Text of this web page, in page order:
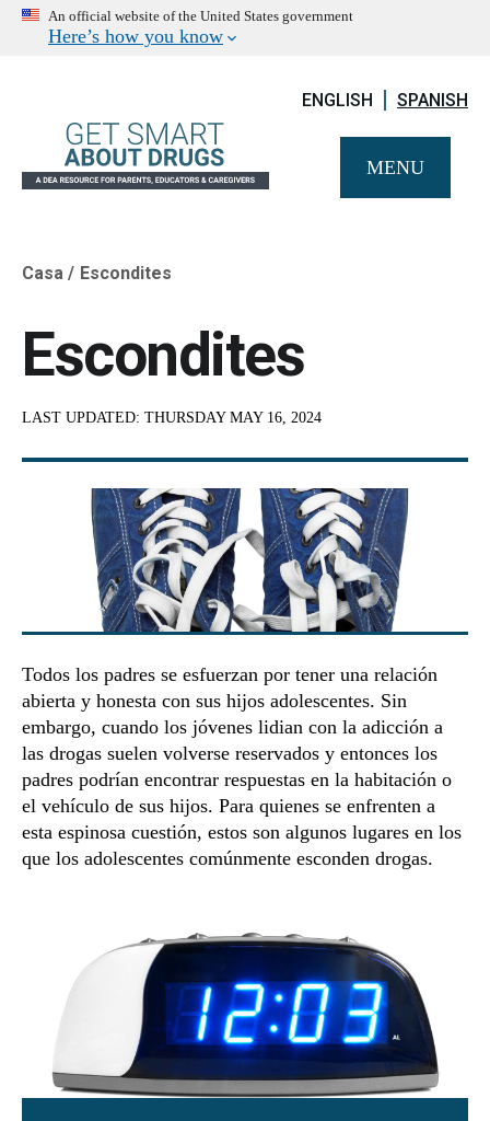
An official website of the United States government
Here’s how you know
ENGLISH SPANISH
MENU
Breadcrumb
Casa Escondites
Escondites
LAST UPDATED: THURSDAY MAY 16, 2024
Todos los padres se esfuerzan por tener una relación
abierta y honesta con sus hijos adolescentes. Sin
embargo, cuando los jóvenes lidian con la adicción a
las drogas suelen volverse reservados y entonces los
padres podrían encontrar respuestas en la habitación o
el vehículo de sus hijos. Para quienes se enfrenten a
esta espinosa cuestión, estos son algunos lugares en los
que los adolescentes comúnmente esconden drogas.